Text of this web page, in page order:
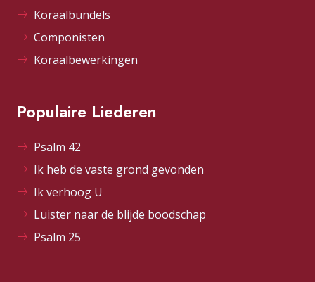
Koraalbundels
Componisten
Koraalbewerkingen
Populaire Liederen
Psalm 42
Ik heb de vaste grond gevonden
Ik verhoog U
Luister naar de blijde boodschap
Psalm 25